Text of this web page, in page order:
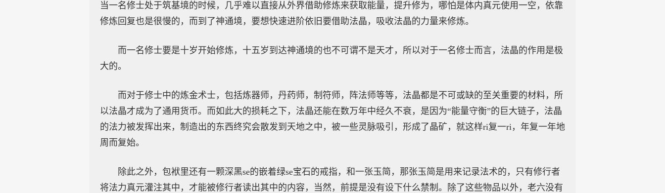
当一名修士处于筑基境的时候，几乎难以直接从外界借助修炼来获取能量，提升修为，哪怕是体内真元使用一空，依靠
修炼回复也是很慢的，而到了神通境，要想快速进阶依旧要借助法晶，吸收法晶的力量来修炼。
而一名修士要是十岁开始修炼，十五岁到达神通境的也不可谓不是天才，所以对于一名修士而言，法晶的作用是极
大的。
而对于修士中的炼金术士，包括炼器师，丹药师，制符师，阵法师等等，法晶都是不可或缺的至关重要的材料，所
以法晶才成为了通用货币。而如此大的损耗之下，法晶还能在数万年中经久不衰，是因为“能量守衡”的巨大链子，法晶
的法力被发挥出来，制造出的东西终究会散发到天地之中，被一些灵脉吸引，形成了晶矿，就这样ri复一ri，年复一年地
周而复始。
除此之外，包袱里还有一颗深黑se的嵌着绿se宝石的戒指，和一张玉简，那张玉简是用来记录法术的，只有修行者
将法力真元灌注其中，才能被修行者读出其中的内容，当然，前提是没有设下什么禁制。除了这些物品以外，老六没有